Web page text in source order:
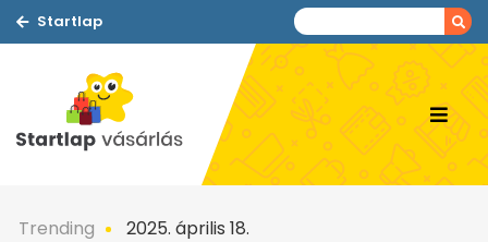
Startlap
Trending 2025. április 18.